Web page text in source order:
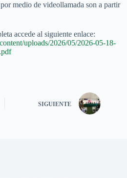
medio de videollamada son a partir
accede al siguiente enlace:
uploads/2026/05/2026-05-18-
SIGUIENTE